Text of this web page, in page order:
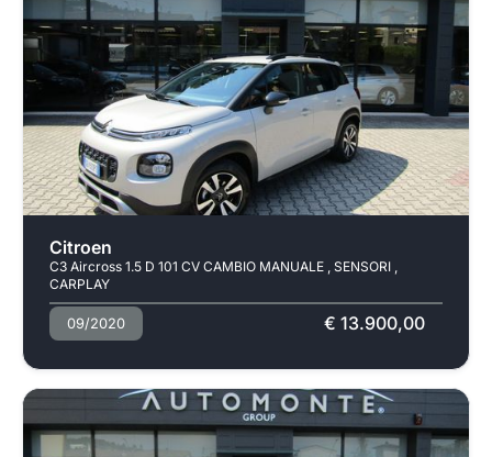
Citroen
C3 Aircross 1.5 D 101 CV CAMBIO MANUALE , SENSORI ,
CARPLAY
09/2020 € 13.900,00